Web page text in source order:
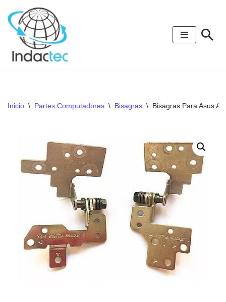
Saltar
contenido
Inicio \ Partes Computadores \ Bisagras \ Bisagras Para Asus